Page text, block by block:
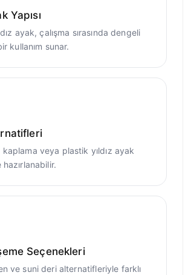
Yapısı
ayak, çalışma sırasında dengeli
kullanım sunar.
veya plastik yıldız ayak
Seçenekleri
ve suni deri alternatifleriyle farklı